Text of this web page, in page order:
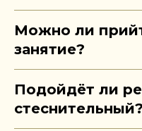
Можно ли
занятие?
Подойдёт ли
стеснительный?